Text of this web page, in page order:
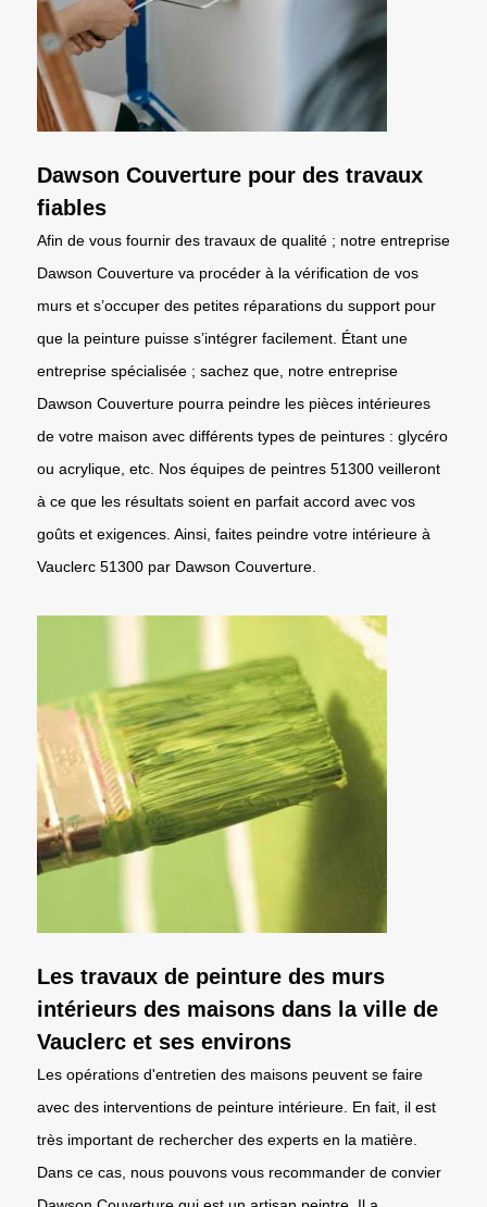
Dawson Couverture pour des travaux
fiables
Afin de vous fournir des travaux de qualité ; notre entreprise
Dawson Couverture va procéder à la vérification de vos
murs et s’occuper des petites réparations du support pour
que la peinture puisse s’intégrer facilement. Étant une
entreprise spécialisée ; sachez que, notre entreprise
Dawson Couverture pourra peindre les pièces intérieures
de votre maison avec différents types de peintures : glycéro
ou acrylique, etc. Nos équipes de peintres 51300 veilleront
à ce que les résultats soient en parfait accord avec vos
goûts et exigences. Ainsi, faites peindre votre intérieure à
Vauclerc 51300 par Dawson Couverture.
Les travaux de peinture des murs
intérieurs des maisons dans la ville de
Vauclerc et ses environs
Les opérations d'entretien des maisons peuvent se faire
avec des interventions de peinture intérieure. En fait, il est
très important de rechercher des experts en la matière.
Dans ce cas, nous pouvons vous recommander de convier